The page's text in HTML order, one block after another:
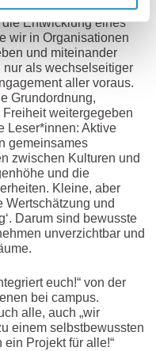
einer Gemeinschaft
Entwicklung eines
wir in Organisationen
und miteinander
als wechselseitiger
aller voraus.
Grundordnung,
weitergegeben
Leser*innen: Aktive
gemeinsames
zwischen Kulturen und
und die
Kleine, aber
Wertschätzung und
Darum sind bewusste
unverzichtbar und
euch!“ von der
bei campus.
alle, auch „wir
einem selbstbewussten
Projekt für alle!“